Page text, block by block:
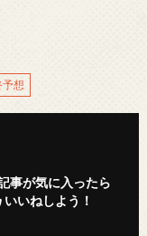
予想
事が気に入ったら
いいねしよう！